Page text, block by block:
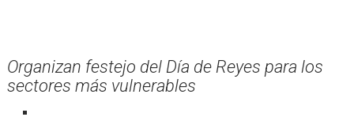
Organizan festejo del Día de Reyes para los
sectores más vulnerables